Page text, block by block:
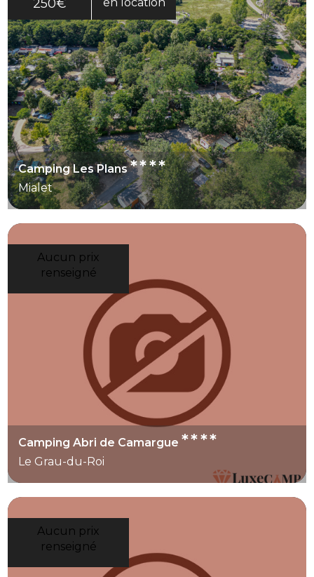
250€
Camping Les Plans****
Mialet
Aucun prix
renseigné
Camping Abri de Camargue****
Le Grau-du-Roi
Aucun prix
renseigné